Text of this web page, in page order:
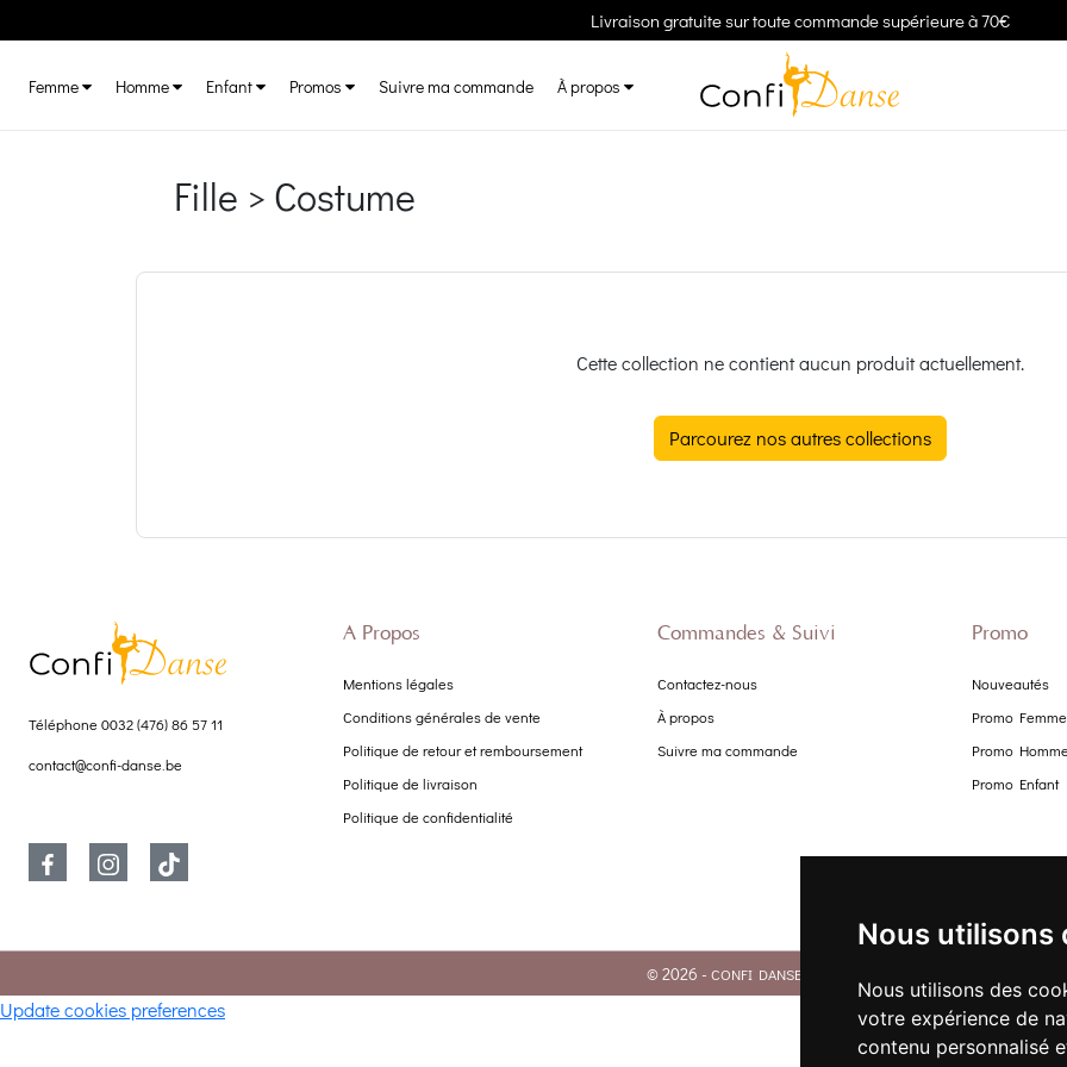
Nous utilisons
Nous utilisons des
votre expérience de
contenu personnalisé
Livraison gratuite sur toute commande supérieure à 70€
Femme Homme Enfant Promos Suivre ma commande À propos
Fille > Costume
Cette collection ne contient aucun produit actuellement.
Parcourez nos autres collections
Téléphone 0032 (476) 86 57 11
contact@confi-danse.be
À Propos
Mentions légales
Conditions générales de vente
Politique de retour et remboursement
Politique de livraison
Politique de confidentialité
Commandes & Suivi
Contactez-nous
À propos
Suivre ma commande
Promo
Nouveautés
Promo Femme
Promo
Promo Enfant
© 2026 - CONFI DANSE
Update cookies preferences